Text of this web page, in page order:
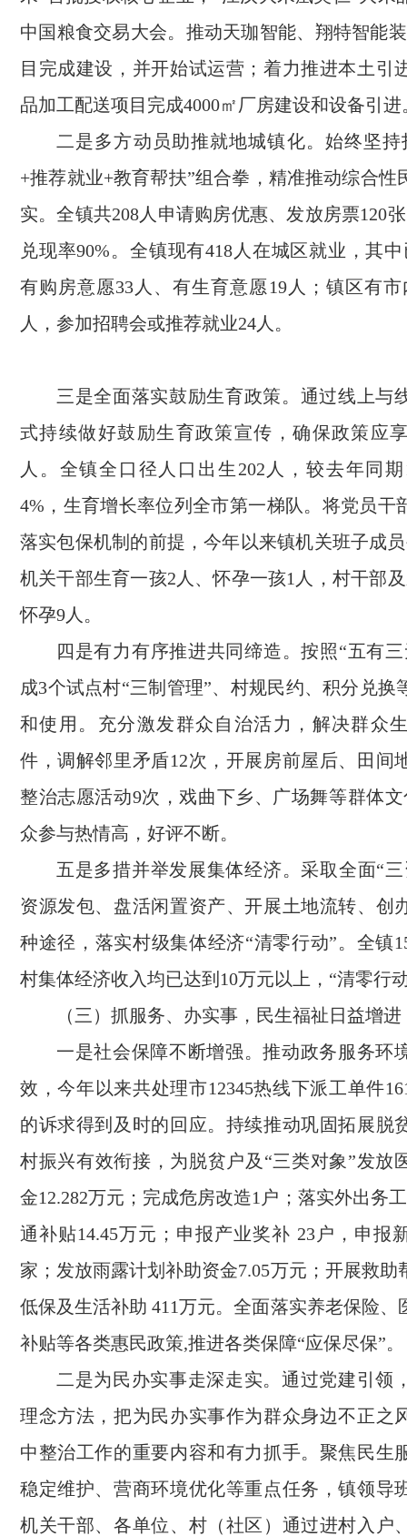
中国粮食交易大会。推动天珈智能、翔特智能
目完成建设，并开始试运营；着力推进本土引
品加工配送项目完成4000㎡厂房建设和设备引进
二是多方动员助推就地城镇化。始终坚持
+推荐就业+教育帮扶”组合拳，精准推动综合性
实。全镇共208人申请购房优惠、发放房票120
兑现率90%。全镇现有418人在城区就业，其
有购房意愿33人、有生育意愿19人；镇区有市
人，参加招聘会或推荐就业24人。
三是全面落实鼓励生育政策。通过线上与
式持续做好鼓励生育政策宣传，确保政策应
人。全镇全口径人口出生202人，较去年同期
4%，生育增长率位列全市第一梯队。将党员干
落实包保机制的前提，今年以来镇机关班子成
机关干部生育一孩2人、怀孕一孩1人，村干部
怀孕9人。
四是有力有序推进共同缔造。按照“五有
成3个试点村“三制管理”、村规民约、积分兑换
和使用。充分激发群众自治活力，解决群众
件，调解邻里矛盾12次，开展房前屋后、田间
整治志愿活动9次，戏曲下乡、广场舞等群体
众参与热情高，好评不断。
五是多措并举发展集体经济。采取全面“
资源发包、盘活闲置资产、开展土地流转、创
种途径，落实村级集体经济“清零行动”。全镇
村集体经济收入均已达到10万元以上，“清零行
（三）抓服务、办实事，民生福祉日益增进
一是社会保障不断增强。推动政务服务环
效，今年以来共处理市12345热线下派工单件
的诉求得到及时的回应。持续推动巩固拓展脱
村振兴有效衔接，为脱贫户及“三类对象”发放
金12.282万元；完成危房改造1户；落实外出务
通补贴14.45万元；申报产业奖补 23户，申报
家；发放雨露计划补助资金7.05万元；开展救助
低保及生活补助 411万元。全面落实养老保险、
补贴等各类惠民政策,推进各类保障“应保尽保”。
二是为民办实事走深走实。通过党建引领
理念方法，把为民办实事作为群众身边不正之
中整治工作的重要内容和有力抓手。聚焦民生
稳定维护、营商环境优化等重点任务，镇领导
机关干部、各单位、村（社区）通过进村入户